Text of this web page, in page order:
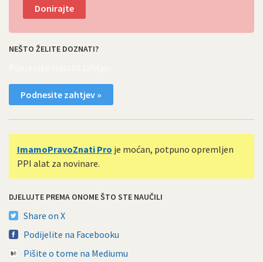
Donirajte
NEŠTO ŽELITE DOZNATI?
Podnesite zahtjev »
ImamoPravoZnati Pro je moćan, potpuno opremljen
PPI alat za novinare.
DJELUJTE PREMA ONOME ŠTO STE NAUČILI
Share on X
Podijelite na Facebooku
Pišite o tome na Mediumu